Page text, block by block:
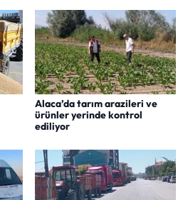
Alaca’da tarım arazileri ve
ürünler yerinde kontrol
ediliyor